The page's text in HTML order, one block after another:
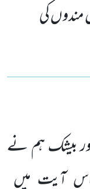
کی
بیشک ہم نے
اس آیت میں